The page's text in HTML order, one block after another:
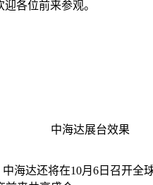
迎各位前来参观。
中海达展台效果
达还将在10月6日召开全球